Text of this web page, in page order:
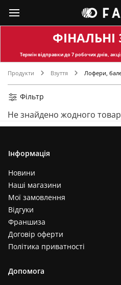
Термін відправкидо 7 робочих днів,
Продукти Взуття Лофери,
Фільтр
Не знайдено жодного
Інформація
Новини
Наші магазини
Мої замовлення
Відгуки
Франшиза
Договір оферти
Політика приватності
Допомога